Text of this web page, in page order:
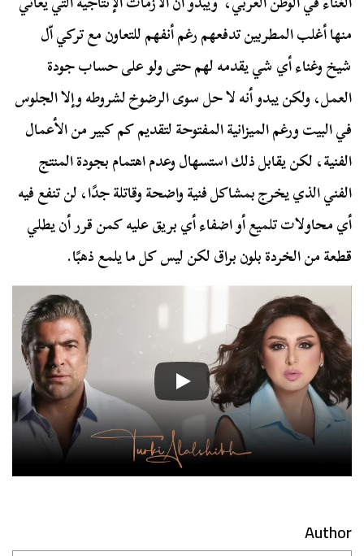
منها أغلب المطربين تدفعهم رغم أنفهم للتعاون مع تركي اّل
شيخ وغناء أي شي يقدمه لهم حتى ولو على حساب جودة
العمل، ولكن يبدو أنه لا حل سوى الرضوخ لشروطه وإلا الجلوس
في البيت ورغم الميزانية المفتوحة لتقديم كم كبير من الأعمال
الفنية، لكن يقابل ذلك استسهال وعدم اهتمام بجودة المنتج
الفني الذي يخرج بمشاكل فنية واضحة وقاتلة جدًا، لن تنفع فيه
أي محاولات تلميع أو اضفاء أي بريق عليه كمن قرر أن يطلي
قطعة من الخردة بلون براق لكن ليس كل ما يلمع ذهبًا.
Author